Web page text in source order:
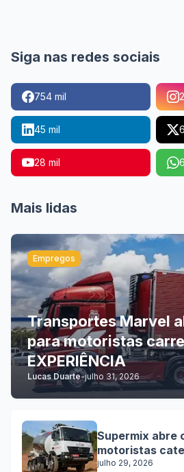
Siga nas redes sociais
754 mil
45 mil
28 mil
Mais lidas
Empregos
Transportes Marvel
para motoristas
EXPERIÊNCIA
Lucas Duarte-julho 31, 2026
Supermix abre
motoristas
julho 29, 2026